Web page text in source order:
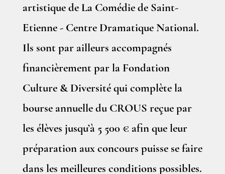
artistique de La Comédie de Saint-
Etienne - Centre Dramatique National.
Ils sont par ailleurs accompagnés
financièrement par la Fondation
Culture & Diversité qui complète la
bourse annuelle du CROUS reçue par
les élèves jusqu’à 5 500 € afin que leur
préparation aux concours puisse se faire
dans les meilleures conditions possibles.